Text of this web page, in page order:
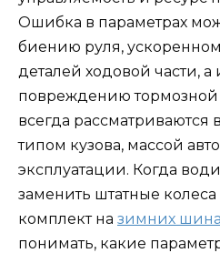
Ошибка в параметрах
биению руля,
деталей ходовой части, а
повреждению
всегда рассматриваются
типом кузова, массой
эксплуатации. Когда
заменить штатные
комплект на зимних
понимать, какие